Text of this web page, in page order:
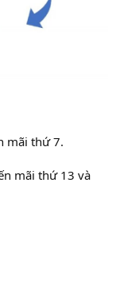
mãi thứ 7.
mãi thứ 13 và